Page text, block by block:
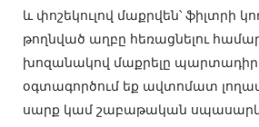
և փոշեկուլով մաքրվեն՝ ֆիլտրի
թողնված աղբը հեռացնելու
խոզանակով մաքրելը պարտադիր
օգտագործում եք ավտոմատ
սարք կամ շաբաթական